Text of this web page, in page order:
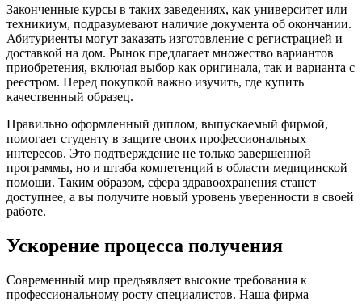
Законченные курсы в таких заведениях, как университет или
техникиум, подразумевают наличие документа об окончании.
Абитуриенты могут заказать изготовление с регистрацией и
доставкой на дом. Рынок предлагает множество вариантов
приобретения, включая выбор как оригинала, так и варианта с
реестром. Перед покупкой важно изучить, где купить
качественный образец.
Правильно оформленный диплом, выпускаемый фирмой,
помогает студенту в защите своих профессиональных
интересов. Это подтверждение не только завершенной
программы, но и штаба компетенций в области медицинской
помощи. Таким образом, сфера здравоохранения станет
доступнее, а вы получите новый уровень уверенности в своей
работе.
Ускорение процесса получения
Современный мир предъявляет высокие требования к
профессиональному росту специалистов. Наша фирма